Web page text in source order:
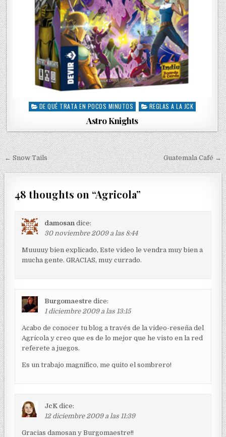
P
t
e
d
i
DE QUÉ TRATA EN POCOS MINUTOS REGLAS A LA JCK
Astro Knights
N
← Snow Tails Guatemala Café →
48 thoughts on “Agricola”
damosan dice:
30 noviembre 2009 a las 8:44
Muuuuy bien explicado, Este video le vendra muy bien a
mucha gente. GRACIAS, muy currado.
Burgomaestre dice:
1 diciembre 2009 a las 13:15
Acabo de conocer tu blog a través de la video-reseña del
Agrícola y creo que es de lo mejor que he visto en la red
referete a juegos.
Es un trabajo magnífico, me quito el sombrero!
JcK dice:
12 diciembre 2009 a las 11:39
Gracias damosan y Burgomaestre!!